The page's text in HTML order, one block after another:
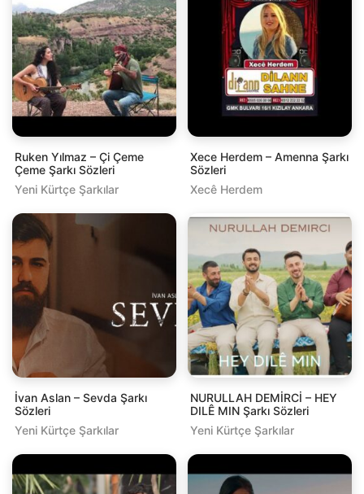
Ruken Yılmaz – Çi Çeme
Çeme Şarkı Sözleri
Yeni Kürtçe Şarkılar
Xece Herdem – Amenna Şarkı
Sözleri
Xecê Herdem
İvan Aslan – Sevda Şarkı
Sözleri
Yeni Kürtçe Şarkılar
NURULLAH DEMİRCİ – HEY
DILÊ MIN Şarkı Sözleri
Yeni Kürtçe Şarkılar